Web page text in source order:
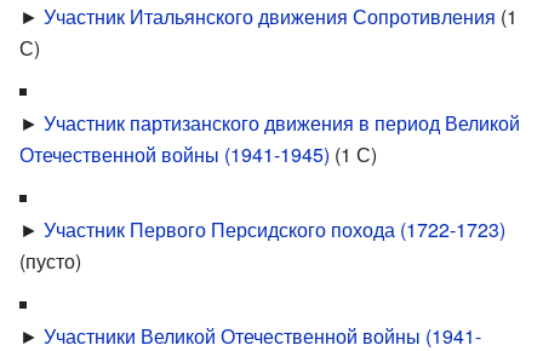
► Участник Итальянского движения Сопротивления (1
С)
► Участник партизанского движения в период Великой
Отечественной войны (1941-1945) (1 С)
► Участник Первого Персидского похода (1722-1723)
(пусто)
► Участники Великой Отечественной войны (1941-